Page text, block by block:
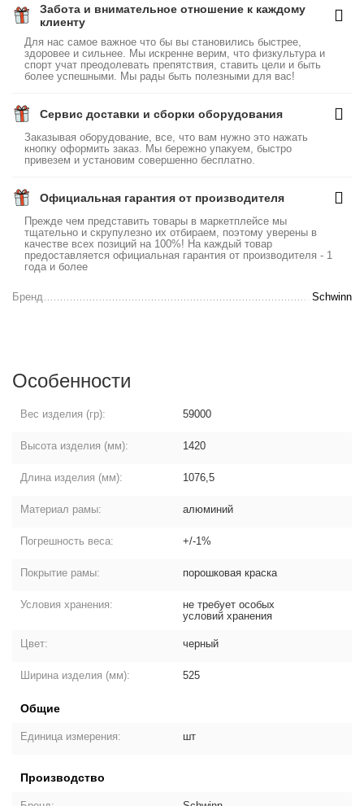
Забота и внимательное отношение к каждому
клиенту
Для нас самое важное что бы вы становились быстрее,
здоровее и сильнее. Мы искренне верим, что физкультура и
спорт учат преодолевать препятствия, ставить цели и быть
более успешными. Мы рады быть полезными для вас!
Сервис доставки и сборки оборудования
Заказывая оборудование, все, что вам нужно это нажать
кнопку оформить заказ. Мы бережно упакуем, быстро
привезем и установим совершенно бесплатно.
Официальная гарантия от производителя
Прежде чем представить товары в маркетплейсе мы
тщательно и скрупулезно их отбираем, поэтому уверены в
качестве всех позиций на 100%! На каждый товар
предоставляется официальная гарантия от производителя - 1
года и более
Бренд Schwinn
Особенности
Вес изделия (гр): 59000
Высота изделия (мм): 1420
Длина изделия (мм): 1076,5
Материал рамы: алюминий
Погрешность веса: +/-1%
Покрытие рамы: порошковая краска
Условия хранения:
не требует особых
условий хранения
Цвет: черный
Ширина изделия (мм): 525
Общие
Единица измерения: шт
Производство